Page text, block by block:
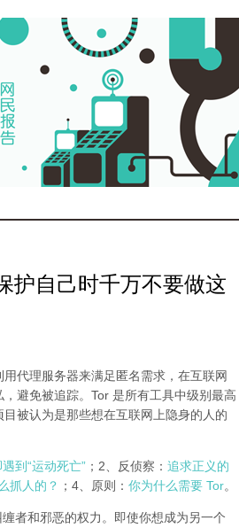
护自己时千万不要做这
用代理服务器来满足匿名需求，在互联网
，避免被追踪。Tor 是所有工具中级别最高
目被认为是那些想在互联网上隐身的人的
到“运动死亡” ；2、反侦察： 追求正义的
抓人的？ ；4、原则： 你为什么需要 Tor。
者和邪恶的权力。即使你想成为另一个